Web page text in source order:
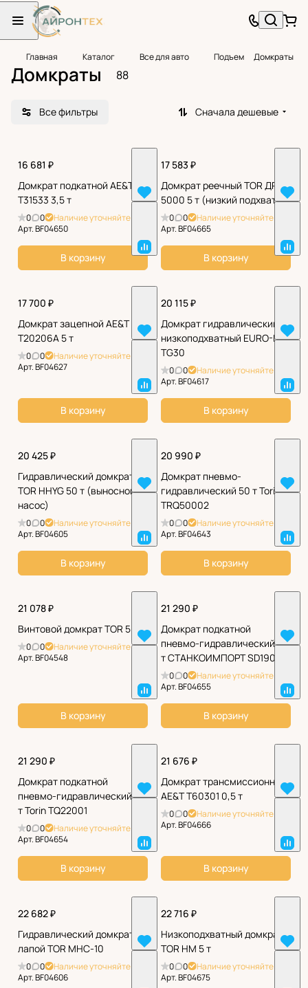
Главная Каталог Все для авто Подъем Домкраты
Домкраты 88
Все фильтры Сначала дешевые
16 681 ₽
Домкрат подкатной AE&T
T31533 3,5 т
0 0
Наличие уточняйте
Арт.BF04650
В корзину
17 583 ₽
Домкрат реечный TOR ДРН
5000 5 т (низкий подхват)
0 0
Наличие уточняйте
Арт.BF04665
В корзину
17 700 ₽
Домкрат зацепной AE&T
T20206A 5 т
0 0
Наличие уточняйте
Арт.BF04627
В корзину
20 115 ₽
Домкрат гидравлический
низкоподхватный EURO-LIFT
TG30
0 0
Наличие уточняйте
Арт.BF04617
В корзину
20 425 ₽
Гидравлический домкрат
TOR HHYG 50 т (выносной
насос)
0 0
Наличие уточняйте
Арт.BF04605
В корзину
20 990 ₽
Домкрат пневмо-
гидравлический 50 т Torin
TRQ50002
0 0
Наличие уточняйте
Арт.BF04643
В корзину
21 078 ₽
Винтовой домкрат TOR 50 т
0 0
Наличие уточняйте
Арт.BF04548
В корзину
21 290 ₽
Домкрат подкатной
пневмо-гидравлический 22
т СТАНКОИМПОРТ SD1902
0 0
Наличие уточняйте
Арт.BF04655
В корзину
21 290 ₽
Домкрат подкатной
пневмо-гидравлический 22
т Torin TQ22001
0 0
Наличие уточняйте
Арт.BF04654
В корзину
21 676 ₽
Домкрат трансмиссионный
AE&T Т60301 0,5 т
0 0
Наличие уточняйте
Арт.BF04666
В корзину
22 682 ₽
Гидравлический домкрат с
лапой TOR MHC-10
0 0
Наличие уточняйте
Арт.BF04606
22 716 ₽
Низкоподхватный домкрат
TOR HM 5 т
0 0
Наличие уточняйте
Арт.BF04675